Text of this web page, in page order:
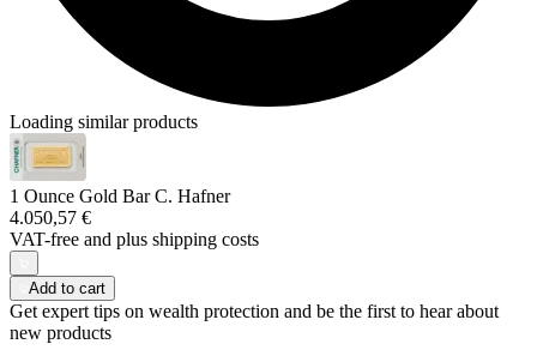
Loading similar products
1 Ounce Gold Bar C. Hafner
4.050,57 €
VAT-free and plus shipping costs
Add to cart
Get expert tips on wealth protection and be the first to hear about
new products